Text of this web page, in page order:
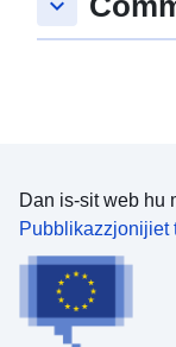
keyboard_arrow_down
Dan is-sit web hu
Pubblikazzjonijiet